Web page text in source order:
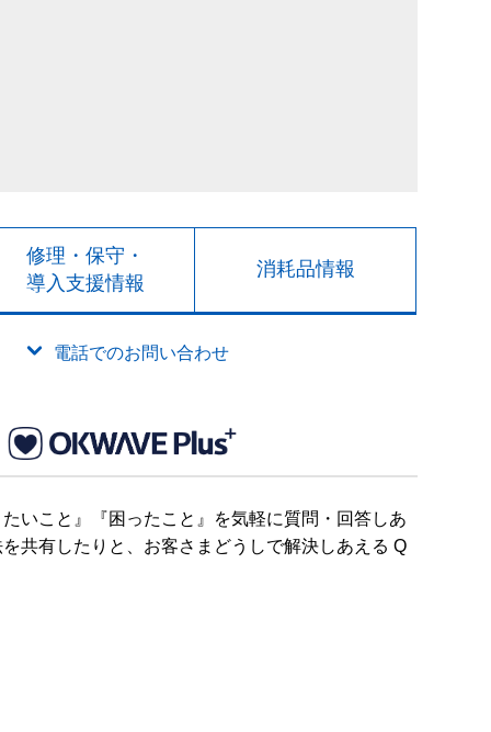
修理・保守・
導入支援情報
消耗品情報
電話でのお問い合わせ
いこと』『困ったこと』を気軽に質問・回答しあ
共有したりと、お客さまどうしで解決しあえる Q